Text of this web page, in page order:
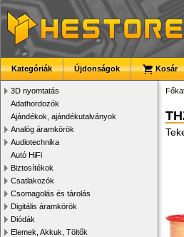
Kategóriák Újdonságok Kosár
3D nyomtatás
Adathordozók
Ajándékok, ajándékutalványok
Analóg áramkörök
Audiotechnika
Autó HiFi
Biztosítékok
Csatlakozók
Csomagolás és tárolás
Digitális áramkörök
Diódák
Elemek, Akkuk, Töltők